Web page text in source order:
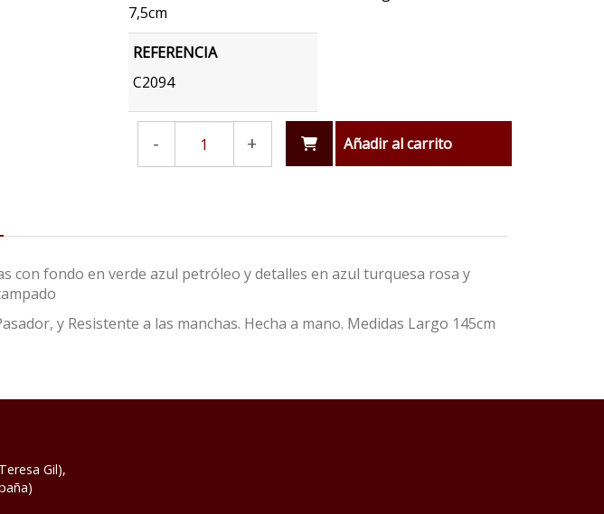
7,5cm
REFERENCIA
C2094
- + Añadir al carrito
con fondo en verde azul petróleo y detalles en azul turquesa rosa y
y Resistente a las manchas. Hecha a mano. Medidas Largo 145cm
Gil),